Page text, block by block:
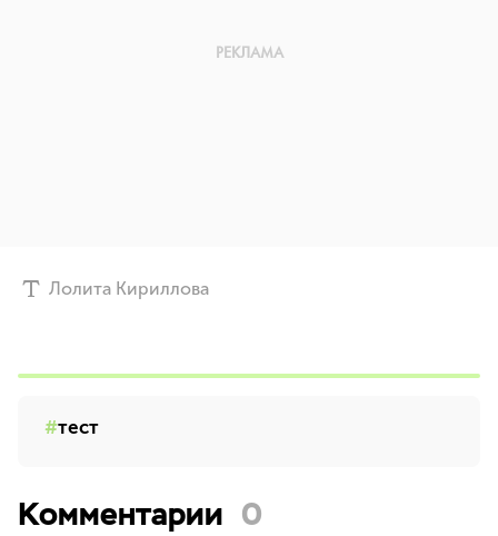
Лолита Кириллова
тест
Комментарии 0